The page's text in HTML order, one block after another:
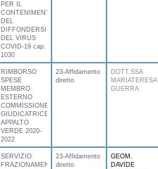
PER IL
CONTENIMENTO
DEL
DIFFONDERSI
DEL VIRUS
COVID-19 cap.
1030
RIMBORSO
SPESE
MEMBRO
ESTERNO
COMMISSIONE
GIUDICATRICE
APPALTO
VERDE 2020-
2022
23-Affidamento
diretto
DOTT.SSA
MARIATERESA
GUERRA
SERVIZIO
FRAZIONAMENTO
23-Affidamento
diretto
GEOM.
DAVIDE